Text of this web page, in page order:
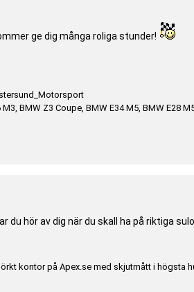
ge dig många roliga stunder!
BMW Z3 Coupe, BMW E34 M5, BMW E28
du hör av dig när du skall ha på riktiga
kontor på Apex.se med skjutmått i högsta